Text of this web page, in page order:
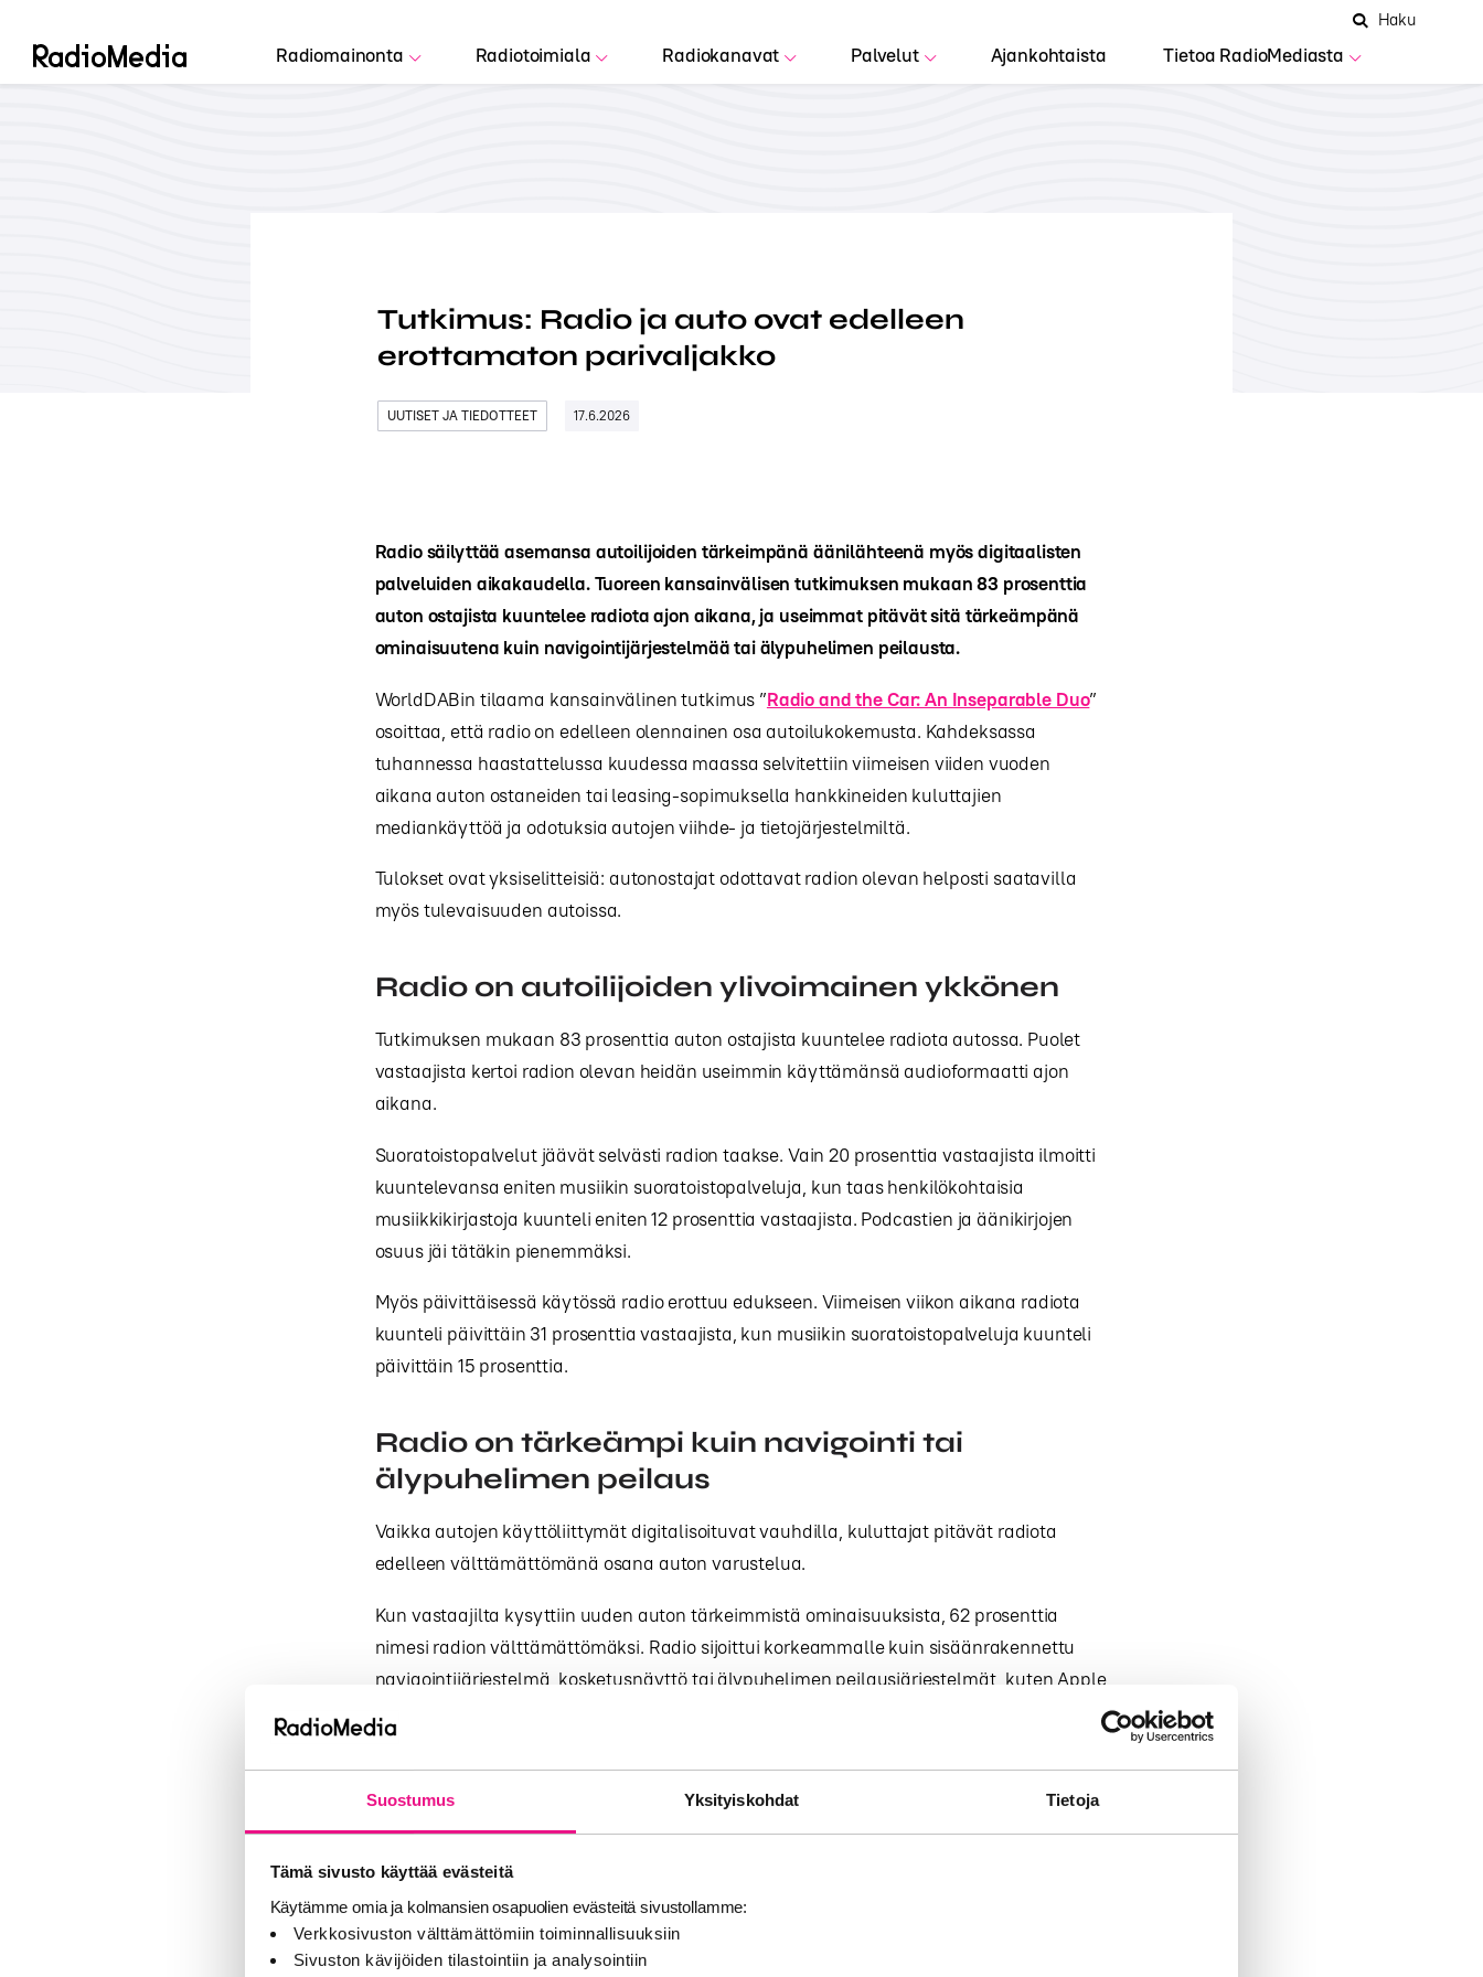
Suostumus Yksityiskohdat Tietoja
Tämä sivusto käyttää evästeitä
Käytämme omia ja kolmansien osapuolien evästeitä sivustollamme:
Verkkosivuston välttämättömiin toiminnallisuuksiin
Sivuston kävijöiden tilastointiin ja analysointiin
Radiomainonta Radiotoimiala Radiokanavat Palvelut Ajankohtaista Tietoa RadioMediasta
AvaaHaku
Hae
Tutkimus: Radio ja auto ovat edelleen
erottamaton parivaljakko
UUTISET JA TIEDOTTEET 17.6.2026
Radio säilyttää asemansa autoilijoiden tärkeimpänä äänilähteenä myös digitaalisten
palveluiden aikakaudella. Tuoreen kansainvälisen tutkimuksen mukaan 83 prosenttia
auton ostajista kuuntelee radiota ajon aikana, ja useimmat pitävät sitä tärkeämpänä
ominaisuutena kuin navigointijärjestelmää tai älypuhelimen peilausta.
WorldDABin tilaama kansainvälinen tutkimus ”Radio and the Car: An Inseparable Duo”
osoittaa, että radio on edelleen olennainen osa autoilukokemusta. Kahdeksassa
tuhannessa haastattelussa kuudessa maassa selvitettiin viimeisen viiden vuoden
aikana auton ostaneiden tai leasing-sopimuksella hankkineiden kuluttajien
mediankäyttöä ja odotuksia autojen viihde- ja tietojärjestelmiltä.
Tulokset ovat yksiselitteisiä: autonostajat odottavat radion olevan helposti saatavilla
myös tulevaisuuden autoissa.
Radio on autoilijoiden ylivoimainen ykkönen
Tutkimuksen mukaan 83 prosenttia auton ostajista kuuntelee radiota autossa. Puolet
vastaajista kertoi radion olevan heidän useimmin käyttämänsä audioformaatti ajon
aikana.
Suoratoistopalvelut jäävät selvästi radion taakse. Vain 20 prosenttia vastaajista ilmoitti
kuuntelevansa eniten musiikin suoratoistopalveluja, kun taas henkilökohtaisia
musiikkikirjastoja kuunteli eniten 12 prosenttia vastaajista. Podcastien ja äänikirjojen
osuus jäi tätäkin pienemmäksi.
Myös päivittäisessä käytössä radio erottuu edukseen. Viimeisen viikon aikana radiota
kuunteli päivittäin 31 prosenttia vastaajista, kun musiikin suoratoistopalveluja kuunteli
päivittäin 15 prosenttia.
Radio on tärkeämpi kuin navigointi tai
älypuhelimen peilaus
Vaikka autojen käyttöliittymät digitalisoituvat vauhdilla, kuluttajat pitävät radiota
edelleen välttämättömänä osana auton varustelua.
Kun vastaajilta kysyttiin uuden auton tärkeimmistä ominaisuuksista, 62 prosenttia
nimesi radion välttämättömäksi. Radio sijoittui korkeammalle kuin sisäänrakennettu
navigointijärjestelmä, kosketusnäyttö tai älypuhelimen peilausjärjestelmät, kuten Apple
merkittävästi, jos sitä ei olisi käytettävissä autossa.
joukossa, vaan keskeinen osa auton käyttökokemusta.
Radio on helppo, luotettava ja turvallinen